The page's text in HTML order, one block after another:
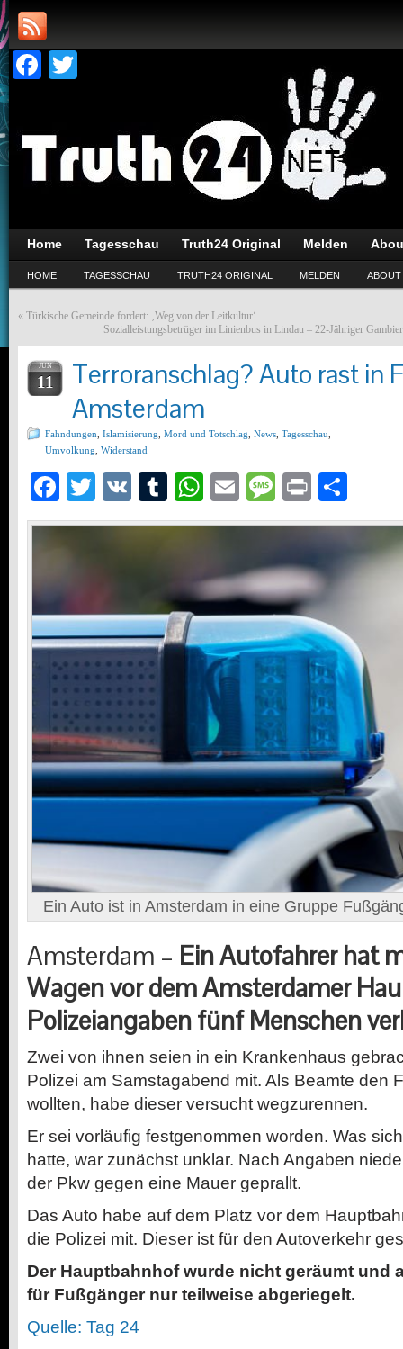
Facebook
Home Tagesschau Truth24 Original Melden
HOME TAGESSCHAU TRUTH24 ORIGINAL MELDEN ABOUT
« Türkische Gemeinde fordert: ‚Weg von der Leitkultur‘
Sozialleistungsbetrüger im Linienbus in Lindau – 22-Jähriger
JUN
11
Terroranschlag? Auto rast in
Amsterdam
Fahndungen Islamisierung Mord und Totschlag News Tagesschau
Umvolkung Widerstand
Facebook
Twitter
VK Tumblr
WhatsApp
EmailMessage
Print
Ein Auto ist in Amsterdam in eine Gruppe
Amsterdam – Ein Autofahrer hat
Wagen vor dem Amsterdamer
Polizeiangaben fünf Menschen
Zwei von ihnen seien in ein Krankenhaus
Polizei am Samstagabend mit. Als Beamte den
wollten, habe dieser versucht wegzurennen.
Er sei vorläufig festgenommen worden. Was
hatte, war zunächst unklar. Nach Angaben
der Pkw gegen eine Mauer geprallt.
Das Auto habe auf dem Platz vor dem
die Polizei mit. Dieser ist für den Autoverkehr
Der Hauptbahnhof wurde nicht geräumt und
für Fußgänger nur teilweise abgeriegelt.
Quelle: Tag 24